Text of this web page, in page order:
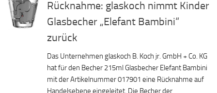
Rücknahme: glaskoch nimmt Kinder
Glasbecher „Elefant Bambini“
zurück
Das Unternehmen glaskoch B. Koch jr. GmbH + Co. KG
hat für den Becher 215ml Glasbecher Elefant Bambini
mit der Artikelnummer 017901 eine Rücknahme auf
Handelsebene eingeleitet. Die Becher der